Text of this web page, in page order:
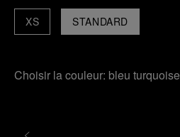
STANDARD
XS
Choisir la couleur: bleu turquoise